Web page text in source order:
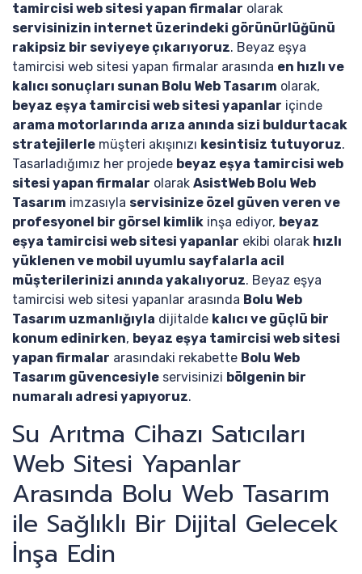
tamircisi web sitesi yapan firmalar olarak
servisinizin internet üzerindeki görünürlüğünü
rakipsiz bir seviyeye çıkarıyoruz. Beyaz eşya
tamircisi web sitesi yapan firmalar arasında en hızlı ve
kalıcı sonuçları sunan Bolu Web Tasarım olarak,
beyaz eşya tamircisi web sitesi yapanlar içinde
arama motorlarında arıza anında sizi buldurtacak
stratejilerle müşteri akışınızı kesintisiz tutuyoruz.
Tasarladığımız her projede beyaz eşya tamircisi web
sitesi yapan firmalar olarak AsistWeb Bolu Web
Tasarım imzasıyla servisinize özel güven veren ve
profesyonel bir görsel kimlik inşa ediyor, beyaz
eşya tamircisi web sitesi yapanlar ekibi olarak hızlı
yüklenen ve mobil uyumlu sayfalarla acil
müşterilerinizi anında yakalıyoruz. Beyaz eşya
tamircisi web sitesi yapanlar arasında Bolu Web
Tasarım uzmanlığıyla dijitalde kalıcı ve güçlü bir
konum edinirken, beyaz eşya tamircisi web sitesi
yapan firmalar arasındaki rekabette Bolu Web
Tasarım güvencesiyle servisinizi bölgenin bir
numaralı adresi yapıyoruz.
Su Arıtma Cihazı Satıcıları
Web Sitesi Yapanlar
Arasında Bolu Web Tasarım
ile Sağlıklı Bir Dijital Gelecek
İnşa Edin